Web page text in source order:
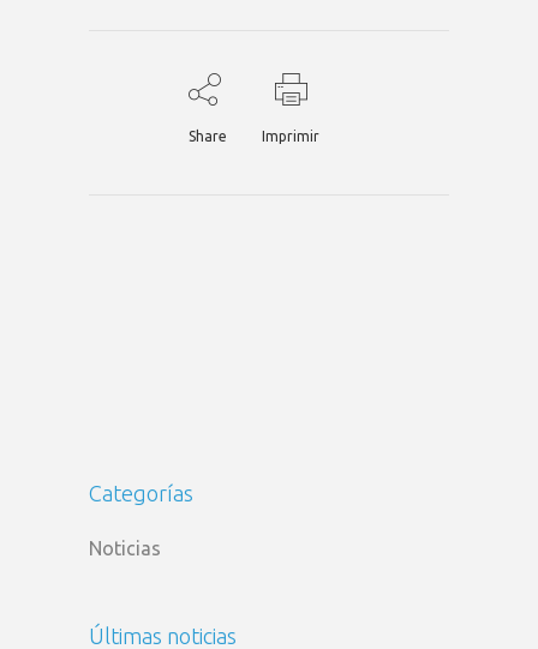
Share Imprimir
Categorías
Noticias
Últimas noticias